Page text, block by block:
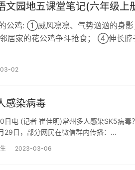
文园地五课堂笔记(六年级上
公鸡: ①威风凛凛、气势汹汹的身
居家的花公鸡争斗抢食； ④伸长脖
02
感染病毒
日电 (记者 崔佳明)常州多人感染SK5病
29日，部分网民在微信群内传播：…
2023-03-06